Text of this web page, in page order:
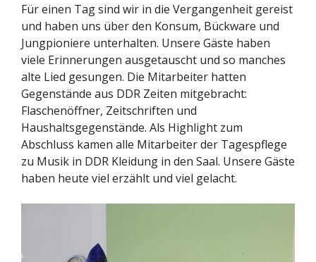
Für einen Tag sind wir in die Vergangenheit gereist
und haben uns über den Konsum, Bückware und
Jungpioniere unterhalten. Unsere Gäste haben
viele Erinnerungen ausgetauscht und so manches
alte Lied gesungen. Die Mitarbeiter hatten
Gegenstände aus DDR Zeiten mitgebracht:
Flaschenöffner, Zeitschriften und
Haushaltsgegenstände. Als Highlight zum
Abschluss kamen alle Mitarbeiter der Tagespflege
zu Musik in DDR Kleidung in den Saal. Unsere Gäste
haben heute viel erzählt und viel gelacht.